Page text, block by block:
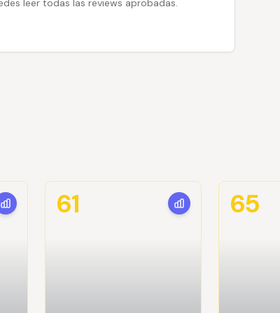
leer todas las reviews aprobadas.
61 65